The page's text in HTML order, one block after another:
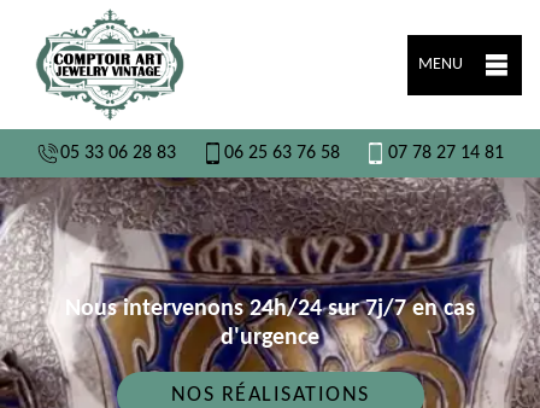
MENU
05 33 06 28 83 06 25 63 76 58 07 78 27 14 81
Nous intervenons 24h/24 sur 7j/7 en cas
d'urgence
NOS RÉALISATIONS